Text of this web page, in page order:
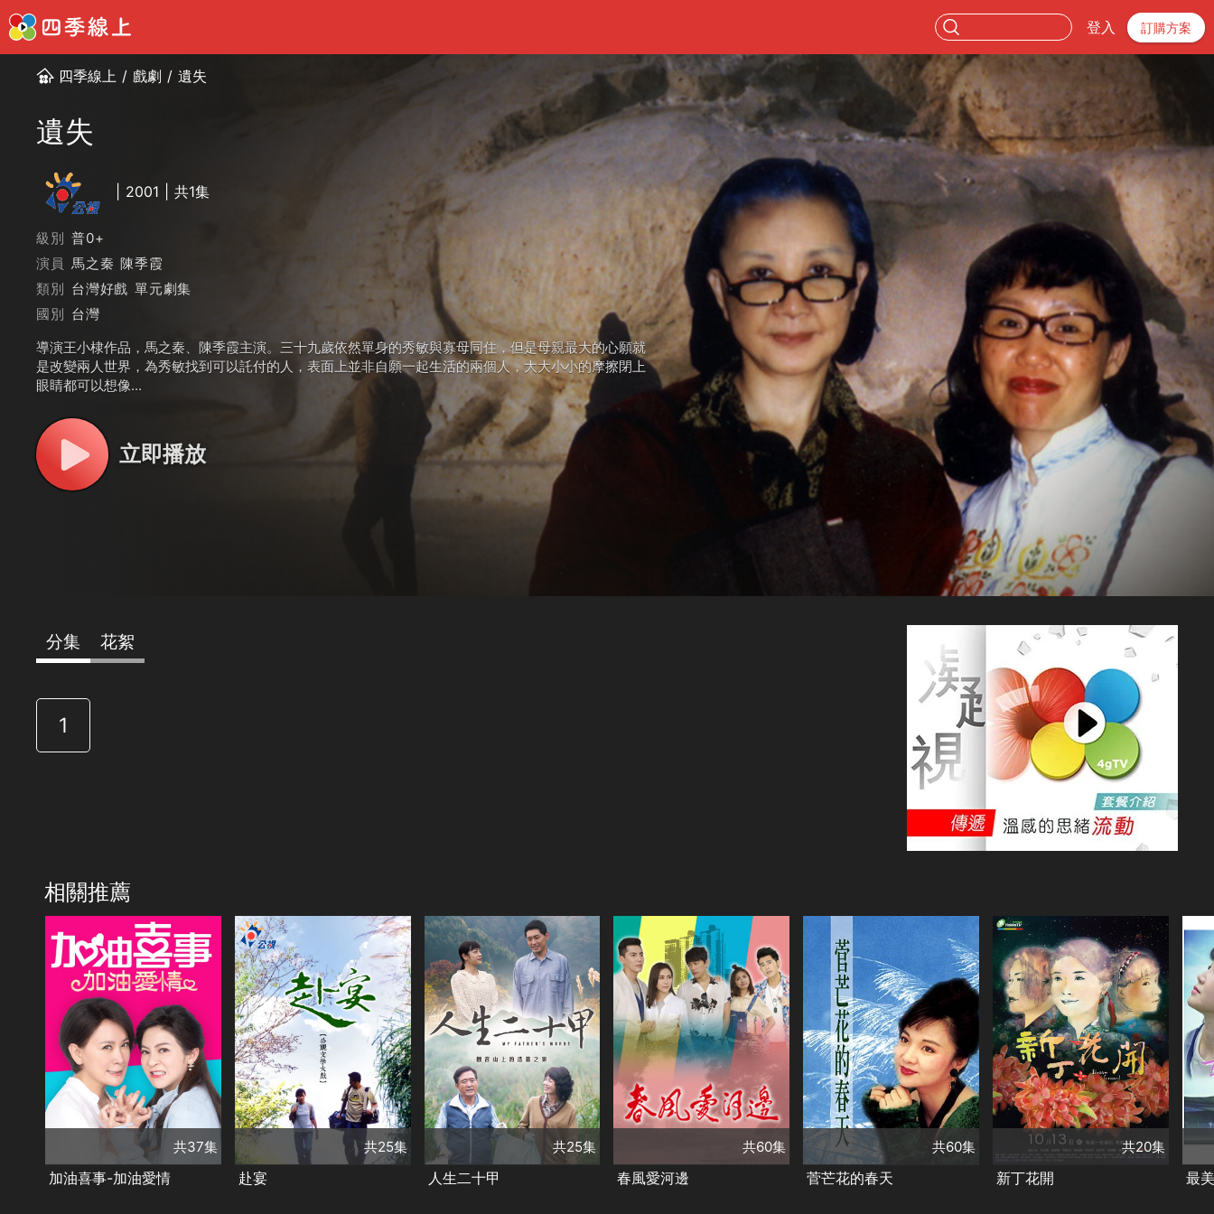
登入 訂購方案
四季線上 / 戲劇 / 遺失
遺失
2001 共1集
級別 普0+
演員 馬之秦 陳季霞
類別 台灣好戲 單元劇集
國別 台灣
導演王小棣作品，馬之秦、陳季霞主演。三十九歲依然單身的秀敏與寡母同住，但是母親最大的心願就
是改變兩人世界，為秀敏找到可以託付的人，表面上並非自願一起生活的兩個人，大大小小的摩擦閉上
眼睛都可以想像...
立即播放
分集 花絮
1
相關推薦
共37集
演員
陳亞蘭
洪都拉斯
王彩樺
李興文
劉秀雯
周曉涵
周孝安
鄒承恩
楊晴
臧芮軒 劉育仁
類別
台灣好戲
甜寵愛情
❤️
必追戲劇
共37集
加油喜事-加油愛情
共25集
演員
周幼婷
藍正龍
馬志翔
竇智孔
張美瑤
尤學廷
張鈞甯
朱陸豪
張國棟
洪誠陽
李佩珊
黃政楊
王逸詩
潘麗麗
陳季霞
藍博洲
類別
台灣好戲 共25集
赴宴
共25集
演員
柯淑勤
檢場
吳沛寧
蔡侑勳
類別
台灣好戲
大愛劇場
甜寵愛情❤️
共25集
人生二十甲
共60集
演員
李政穎
林玟誼
王宇婕
黃玉榮 王凱
類別
台灣好戲
偶像劇
甜寵愛情❤️
共60集
春風愛河邊
共60集
演員
白冰冰
陳松勇
潘麗麗
方駿
吳炎棟
邱淑宜
狄鶯
林秀玲
趙永馨
王識賢
林盈男
加勢大周
阿部寬
類別
台灣好戲 民視好戲共60集
菅芒花的春天
共20集
演員
朱芷瑩
施名帥
柯奐如
洪綺陽
江青霞 高尹辰
許亞琦
藍葦華
溫吉興
吳伊婷
巫宗翰
井出直樹
大谷主水
方志明
王道南 李秋霞
林志儒
類別
台灣好戲 客家戲劇共20集
新丁花開
演
李
謝
郭
許
台
甜
最